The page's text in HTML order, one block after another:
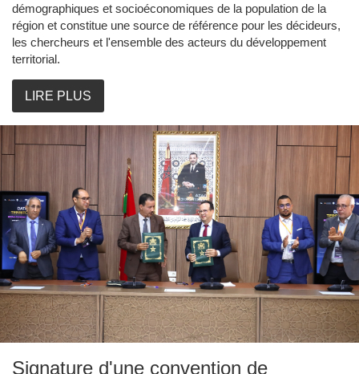
démographiques et socioéconomiques de la population de la
région et constitue une source de référence pour les décideurs,
les chercheurs et l'ensemble des acteurs du développement
territorial.
LIRE PLUS
Signature d'une convention de